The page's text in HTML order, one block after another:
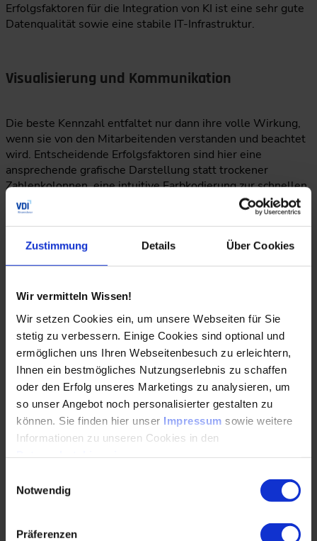
Zustimmung Details Über Cookies
Wir vermitteln Wissen!
Wir setzen Cookies ein, um unsere Webseiten für Sie
stetig zu verbessern. Einige Cookies sind optional und
ermöglichen uns Ihren Webseitenbesuch zu erleichtern,
Ihnen ein bestmögliches Nutzungserlebnis zu schaffen
oder den Erfolg unseres Marketings zu analysieren, um
so unser Angebot noch personalisierter gestalten zu
können. Sie finden hier unser Impressum sowie weitere
Informationen zu unseren Cookies in den
Notwendig
Präferenzen
Erfolgsfaktoren für die Integration von KI ist eine sehr gute
Datenqualität sowie eine stabile IT-Infrastruktur.
Visualisierung und Kommunikation
Die beste Kennzahl entfaltet nur dann ihre volle Wirkung,
wenn sie von den Mitarbeitenden verstanden und beachtet
wird. Entscheidende Erfolgsfaktoren sind hier eine
ansprechende grafische Darstellung statt trockener
Zahlenkolonnen, eine intuitive Farbkodierung zur schnellen
Identifikation kritischer Werte sowie regelmäßige
Besprechungen direkt am Shopfloor zur gemeinsamen
Beteiligung der Mitarbeitenden an der Entwicklung von
Kennzahlen steigert dabei deutlich die Akzeptanz und
indem sie automatisch die wichtigsten Abweichungen
hervorheben und komplexe Zusammenhänge in leicht
verständlichen Visualisierungen darstellen. Diese
intelligenten Auswertungen reduzieren den
Interpretationsaufwand und ermöglichen es den Teams,
sich auf die wesentlichen Handlungsfelder zu
konzentrieren.
der entscheidende Erfolgsfaktor im Produktionscontrolling.